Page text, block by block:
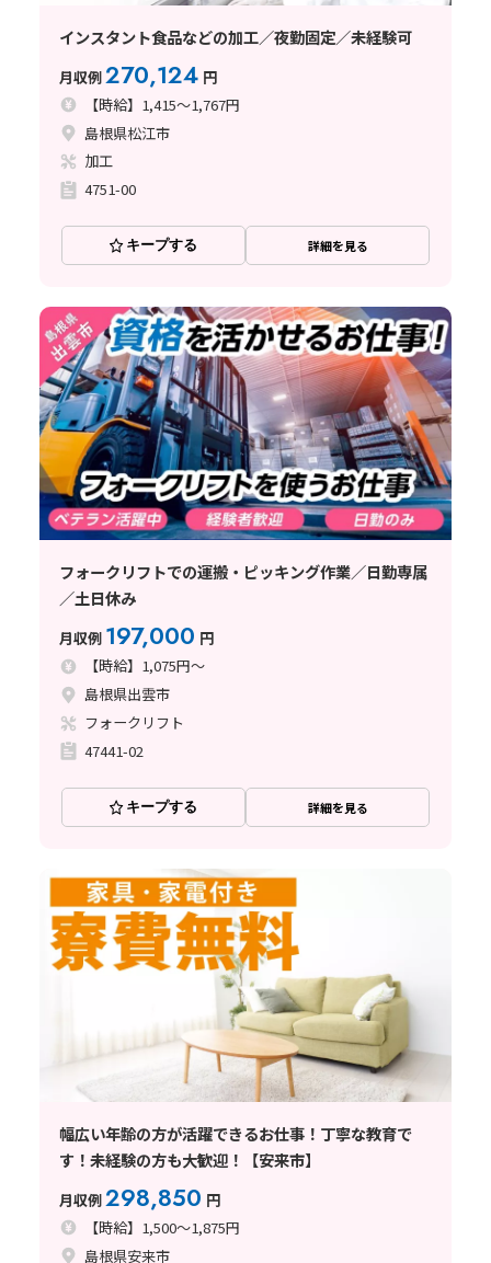
インスタント食品などの加工／夜勤固定／未経験可
月収例270,124 円
【時給】1,415～1,767円
島根県松江市
加工
4751-00
キープする 詳細を見る
フォークリフトでの運搬・ピッキング作業／日勤専属
／土日休み
月収例 197,000 円
【時給】1,075円～
島根県出雲市
フォークリフト
47441-02
キープする 詳細を見る
幅広い年齢の方が活躍できるお仕事！丁寧な教育で
す！未経験の方も大歓迎！【安来市】
月収例298,850 円
【時給】1,500～1,875円
島根県安来市